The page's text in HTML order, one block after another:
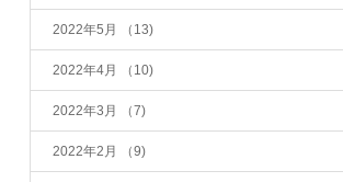
2022年5月 （13)
2022年4月 （10)
2022年3月 （7)
2022年2月 （9)